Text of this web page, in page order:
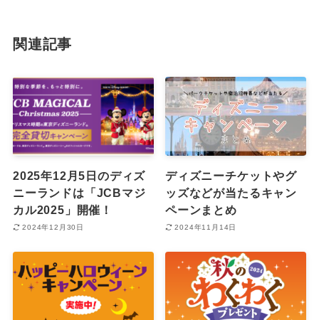
関連記事
2025年12月5日のディズ
ニーランドは「JCBマジ
カル2025」開催！
2024年12月30日
ディズニーチケットやグ
ッズなどが当たるキャン
ペーンまとめ
2024年11月14日